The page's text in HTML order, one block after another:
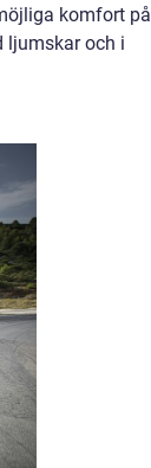
komfort på
ljumskar och i